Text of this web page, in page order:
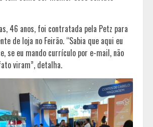
46 anos, foi contratada pela Petz para
de loja no Feirão. “Sabia que aqui eu
se eu mando currículo por e-mail, não
viram”, detalha.